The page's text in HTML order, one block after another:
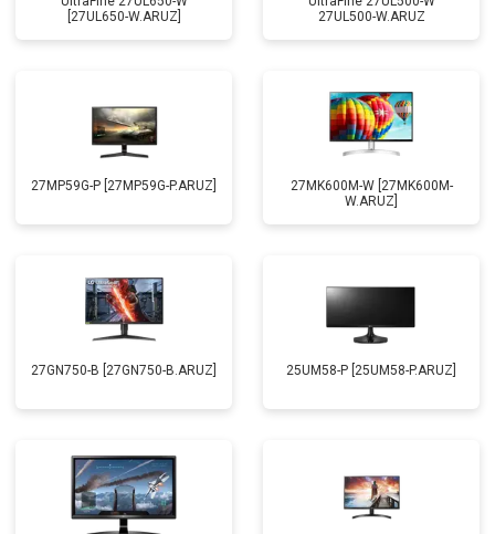
[27UL650-W.ARUZ]
27UL500-W.ARUZ
27MP59G-P [27MP59G-P.ARUZ]
27MK600M-W [27MK600M-
W.ARUZ]
27GN750-B [27GN750-B.ARUZ] 25UM58-P [25UM58-P.ARUZ]